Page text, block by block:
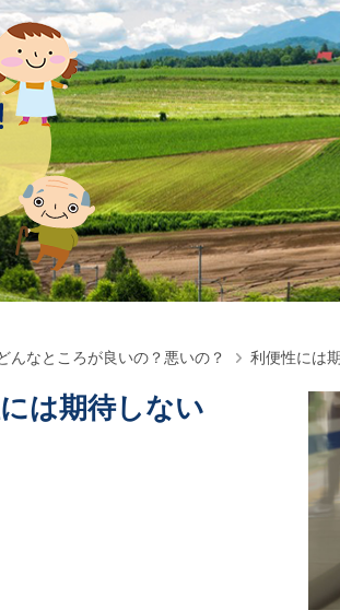
んなところが良いの？悪いの？ 利便性には
は期待しない